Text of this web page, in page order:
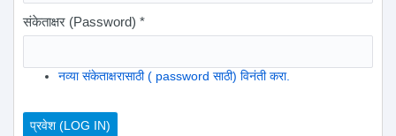
संकेताक्षर (Password) *
नव्या संकेताक्षरासाठी ( password साठी) विनंती करा.